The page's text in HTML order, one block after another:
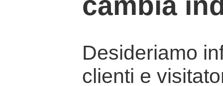
Desideriamo
clienti e